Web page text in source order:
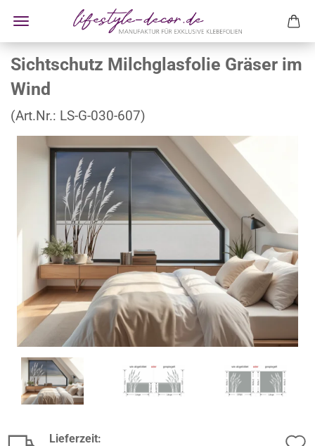
Sichtschutz Milchglasfolie Gräser im
Wind
(Art.Nr.: LS-G-030-607)
Lieferzeit: